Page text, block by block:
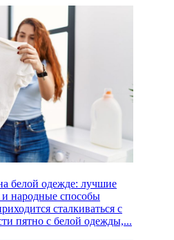
белой одежде: лучшие
народные способы
сталкиваться с
пятно с белой одежды,...